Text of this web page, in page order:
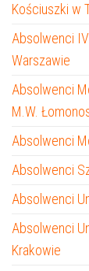
Kościuszki w
Absolwenci
Warszawie
Absolwenci
M.W.
Absolwenci
Absolwenci
Absolwenci
Absolwenci
Krakowie